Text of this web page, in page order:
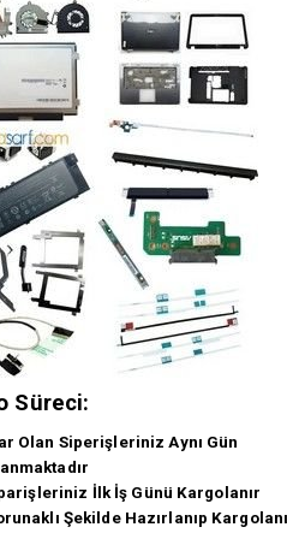
Süreci:
Olan Siperişleriniz Aynı Gün
İlk İş Günü Kargolanır
Şekilde Hazırlanıp